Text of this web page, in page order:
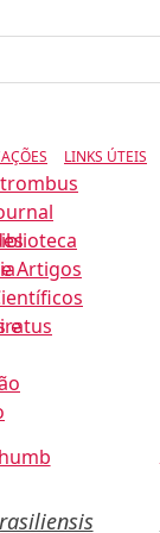
e
Artigos
LINKS ÚTEIS